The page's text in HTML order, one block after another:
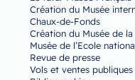
Création du Musée
Chaux-de-Fonds
Création du Musée de
Musée de l’Ecole
Revue de presse
Vols et ventes publiques